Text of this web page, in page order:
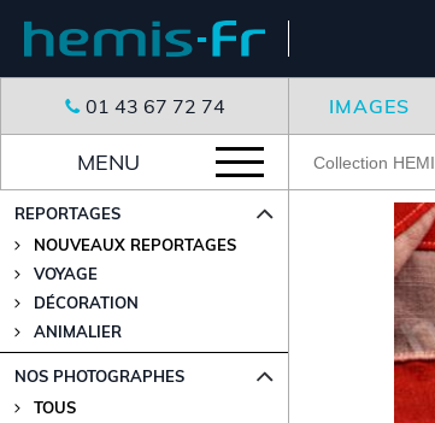
01 43 67 72 74
MENU
REPORTAGES
NOUVEAUX REPORTAGES
VOYAGE
DÉCORATION
ANIMALIER
NOS PHOTOGRAPHES
TOUS
IMAGES